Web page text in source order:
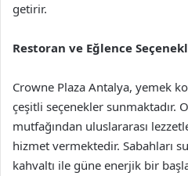
getirir.
Restoran ve Eğlence
Crowne Plaza Antalya, yemek
çeşitli seçenekler sunmaktadır.
mutfağından uluslararası
hizmet vermektedir. Sabahları
kahvaltı ile güne enerjik bir